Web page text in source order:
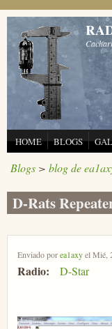
Pasar al contenido
HOME BLOGS
Blogs > blog de
D-Rats
Enviado porea1axyel Mié,
Radio: D-Star